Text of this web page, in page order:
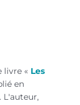
livre « Les
en
L'auteur,